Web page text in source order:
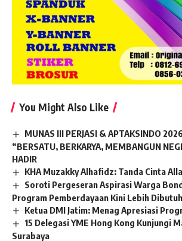
You Might Also Like
MUNAS III PERJASI & APTAKSINDO
“BERSATU, BERKARYA, MEMBANGUN
HADIR
KHA Muzakky Alhafidz: Tanda Cinta
Soroti Pergeseran Aspirasi Warga
Program Pemberdayaan Kini Lebih
Ketua DMI Jatim: Menag Apresiasi
15 Delegasi YME Hong Kong Kunjungi
Surabaya